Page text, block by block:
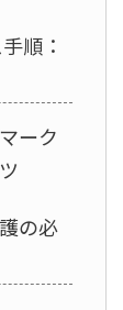
順：
ーク
の必